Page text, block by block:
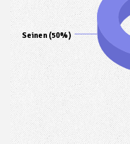
Seinen (50%)